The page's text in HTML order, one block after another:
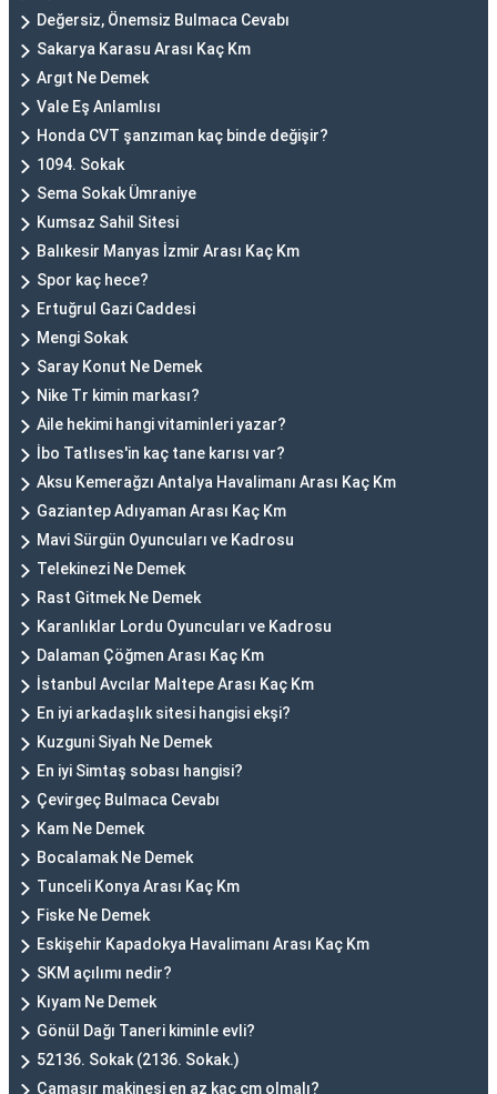
Değersiz, Önemsiz Bulmaca Cevabı
Sakarya Karasu Arası Kaç Km
Argıt Ne Demek
Vale Eş Anlamlısı
Honda CVT şanzıman kaç binde değişir?
1094. Sokak
Sema Sokak Ümraniye
Kumsaz Sahil Sitesi
Balıkesir Manyas İzmir Arası Kaç Km
Spor kaç hece?
Ertuğrul Gazi Caddesi
Mengi Sokak
Saray Konut Ne Demek
Nike Tr kimin markası?
Aile hekimi hangi vitaminleri yazar?
İbo Tatlıses'in kaç tane karısı var?
Aksu Kemerağzı Antalya Havalimanı Arası Kaç Km
Gaziantep Adıyaman Arası Kaç Km
Mavi Sürgün Oyuncuları ve Kadrosu
Telekinezi Ne Demek
Rast Gitmek Ne Demek
Karanlıklar Lordu Oyuncuları ve Kadrosu
Dalaman Çöğmen Arası Kaç Km
İstanbul Avcılar Maltepe Arası Kaç Km
En iyi arkadaşlık sitesi hangisi ekşi?
Kuzguni Siyah Ne Demek
En iyi Simtaş sobası hangisi?
Çevirgeç Bulmaca Cevabı
Kam Ne Demek
Bocalamak Ne Demek
Tunceli Konya Arası Kaç Km
Fiske Ne Demek
Eskişehir Kapadokya Havalimanı Arası Kaç Km
SKM açılımı nedir?
Kıyam Ne Demek
Gönül Dağı Taneri kiminle evli?
52136. Sokak (2136. Sokak.)
Çamaşır makinesi en az kaç cm olmalı?